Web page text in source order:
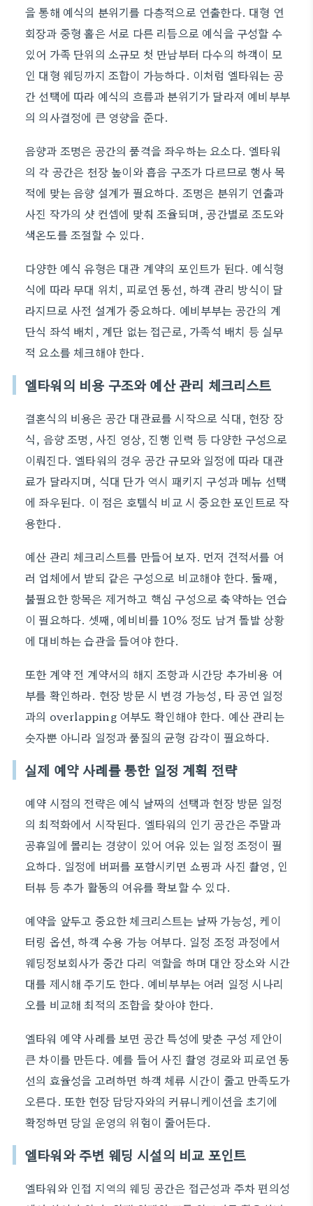
을 통해 예식의 분위기를 다층적으로 연출한다. 대형 연
회장과 중형 홀은 서로 다른 리듬으로 예식을 구성할 수
있어 가족 단위의 소규모 첫 만남부터 다수의 하객이 모
인 대형 웨딩까지 조합이 가능하다. 이처럼 엘타워는 공
간 선택에 따라 예식의 흐름과 분위기가 달라져 예비부부
의 의사결정에 큰 영향을 준다.
음향과 조명은 공간의 품격을 좌우하는 요소다. 엘타워
의 각 공간은 천장 높이와 흡음 구조가 다르므로 행사 목
적에 맞는 음향 설계가 필요하다. 조명은 분위기 연출과
사진 작가의 샷 컨셉에 맞춰 조율되며, 공간별로 조도와
색온도를 조절할 수 있다.
다양한 예식 유형은 대관 계약의 포인트가 된다. 예식형
식에 따라 무대 위치, 피로연 동선, 하객 관리 방식이 달
라지므로 사전 설계가 중요하다. 예비부부는 공간의 계
단식 좌석 배치, 계단 없는 접근로, 가족석 배치 등 실무
적 요소를 체크해야 한다.
엘타워의 비용 구조와 예산 관리 체크리스트
결혼식의 비용은 공간 대관료를 시작으로 식대, 현장 장
식, 음향 조명, 사진 영상, 진행 인력 등 다양한 구성으로
이뤄진다. 엘타워의 경우 공간 규모와 일정에 따라 대관
료가 달라지며, 식대 단가 역시 패키지 구성과 메뉴 선택
에 좌우된다. 이 점은 호텔식 비교 시 중요한 포인트로 작
용한다.
예산 관리 체크리스트를 만들어 보자. 먼저 견적서를 여
러 업체에서 받되 같은 구성으로 비교해야 한다. 둘째,
불필요한 항목은 제거하고 핵심 구성으로 축약하는 연습
이 필요하다. 셋째, 예비비를 10% 정도 남겨 돌발 상황
에 대비하는 습관을 들여야 한다.
또한 계약 전 계약서의 해지 조항과 시간당 추가비용 여
부를 확인하라. 현장 방문 시 변경 가능성, 타 공연 일정
과의 overlapping 여부도 확인해야 한다. 예산 관리는
숫자뿐 아니라 일정과 품질의 균형 감각이 필요하다.
실제 예약 사례를 통한 일정 계획 전략
예약 시점의 전략은 예식 날짜의 선택과 현장 방문 일정
의 최적화에서 시작된다. 엘타워의 인기 공간은 주말과
공휴일에 몰리는 경향이 있어 여유 있는 일정 조정이 필
요하다. 일정에 버퍼를 포함시키면 쇼핑과 사진 촬영, 인
터뷰 등 추가 활동의 여유를 확보할 수 있다.
예약을 앞두고 중요한 체크리스트는 날짜 가능성, 케이
터링 옵션, 하객 수용 가능 여부다. 일정 조정 과정에서
웨딩정보회사가 중간 다리 역할을 하며 대안 장소와 시간
대를 제시해 주기도 한다. 예비부부는 여러 일정 시나리
오를 비교해 최적의 조합을 찾아야 한다.
엘타워 예약 사례를 보면 공간 특성에 맞춘 구성 제안이
큰 차이를 만든다. 예를 들어 사진 촬영 경로와 피로연 동
선의 효율성을 고려하면 하객 체류 시간이 줄고 만족도가
오른다. 또한 현장 담당자와의 커뮤니케이션을 초기에
확정하면 당일 운영의 위험이 줄어든다.
엘타워와 주변 웨딩 시설의 비교 포인트
엘타워와 인접 지역의 웨딩 공간은 접근성과 주차 편의성